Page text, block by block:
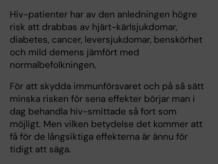
Hiv-patienter har av den anledningen högre
risk att drabbas av hjärt-kärlsjukdomar,
diabetes, cancer, leversjukdomar, benskörhet
och mild demens jämfört med
normalbefolkningen.
För att skydda immunförsvaret och på så sätt
minska risken för sena effekter börjar man i
dag behandla hiv-smittade så fort som
möjligt. Men vilken betydelse det kommer att
få för de långsiktiga effekterna är ännu för
tidigt att säga.